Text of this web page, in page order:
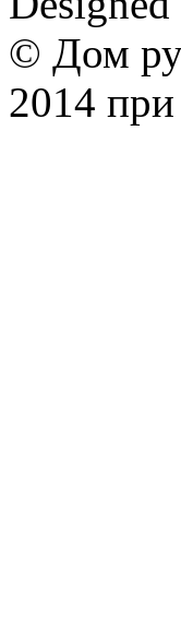
© Дом
2014